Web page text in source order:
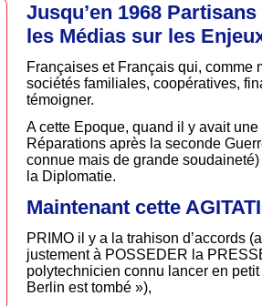
Jusqu’en 1968
les Médias sur les
Françaises et Français qui,
sociétés familiales, coopératives,
témoigner.
A cette Epoque, quand il y avait
Réparations après la seconde
connue mais de grande
la Diplomatie.
Maintenant cette
PRIMO il y a la trahison d’accords
justement à POSSEDER la
polytechnicien connu lancer en
Berlin est tombé »),